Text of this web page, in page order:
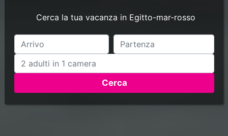
Cerca la tua vacanza in Egitto-mar-rosso
Cerca